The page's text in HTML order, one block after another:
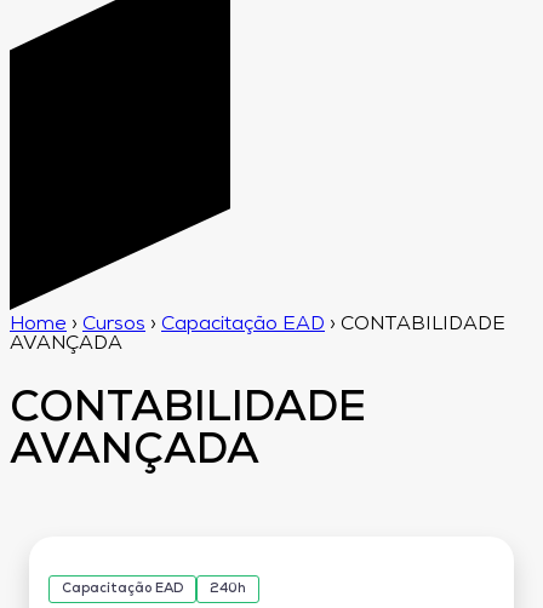
Home › Cursos › Capacitação EAD › CONTABILIDADE
AVANÇADA
CONTABILIDADE
AVANÇADA
Capacitação EAD 240h